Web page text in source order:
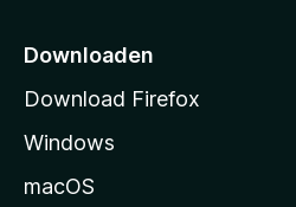
p
g
i
Downloaden
Download Firefox
Windows
macOS